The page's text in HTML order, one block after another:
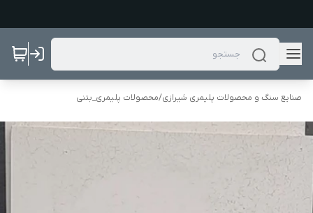
صنایع سنگ و محصولات پلیمری شیرازی/محصولات پلیمری_بتنی